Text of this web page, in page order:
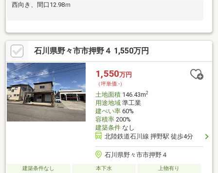
西向き、間口12.98ｍ
石川県野々市市押野４ 1,550万円
1,550万円
（坪単価:-）
土地面積146.43m2
用途地域準工業
建ぺい率60%
容積率200%
建築条件なし
北陸鉄道石川線 押野駅 徒歩4分
石川県野々市市押野４
建築条件なし 本下水 上物有り